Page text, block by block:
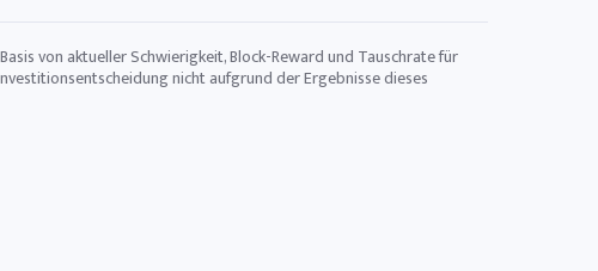
von aktueller Schwierigkeit, Block-Reward und Tauschrate für
nicht aufgrund der Ergebnisse dieses